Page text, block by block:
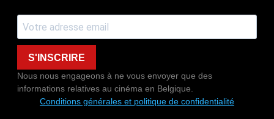
S'INSCRIRE
Nous nous engageons à ne vous envoyer que des
informations relatives au cinéma en Belgique.
Conditions générales et politique de confidentialité